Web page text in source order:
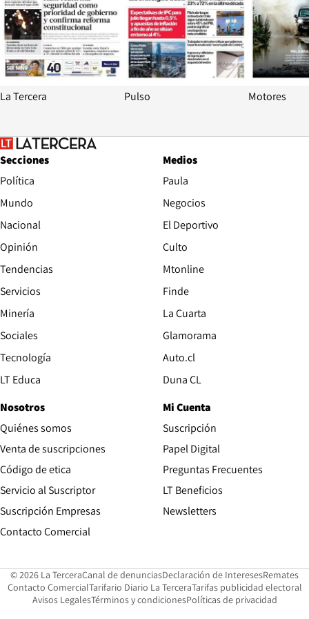
La Tercera Pulso Motores
Secciones
Política
Mundo
Nacional
Opinión
Tendencias
Servicios
Minería
Sociales
Tecnología
LT Educa
Medios
Paula
Negocios
El Deportivo
Culto
Mtonline
Finde
La Cuarta
Glamorama
Auto.clOpens in new window
Duna CLOpens in new window
Nosotros
Quiénes somos
Venta de suscripciones
Código de etica Opens in new window
Servicio al Suscriptor
Suscripción Empresas
Contacto ComercialOpens in new window
Mi Cuenta
Suscripción
Papel DigitalOpens in new
Preguntas Frecuentes
LT Beneficios
Newsletters
© 2026 La TerceraCanal de denunciasOpens in new window
Declaración de InteresesOpens in
Remates
Contacto ComercialOpens in new window
Tarifario Diario La TerceraOpens in new window
Tarifas publicidad electoral
Avisos LegalesOpens in new window
Términos y condicionesPolíticas de privacidad